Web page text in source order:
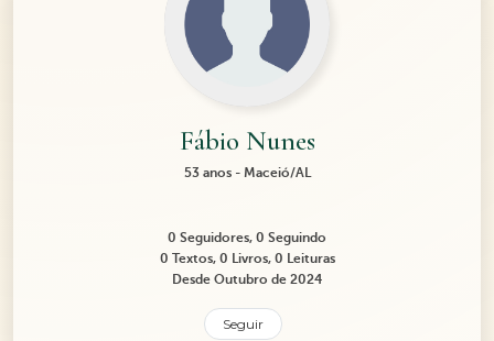
Fábio Nunes
53 anos - Maceió/AL
0 Seguidores, 0 Seguindo
0 Textos, 0 Livros, 0 Leituras
Desde Outubro de 2024
Seguir